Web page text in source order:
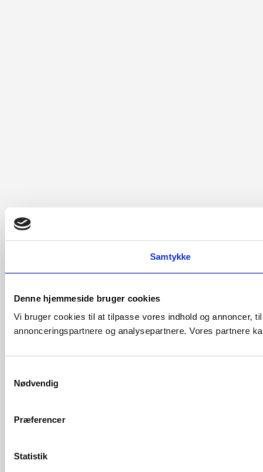
Samtykke
Denne hjemmeside bruger cookies
Vi bruger cookies til at tilpasse vores indhold og annoncer,
annonceringspartnere og analysepartnere. Vores partnere
Nødvendig
Præferencer
Statistik